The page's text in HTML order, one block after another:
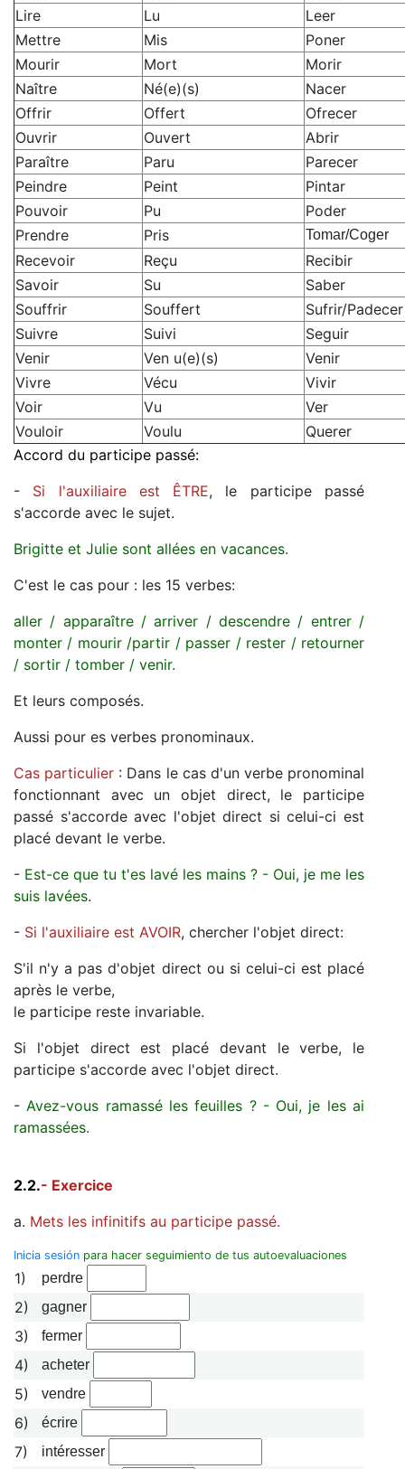
Lire
Lu
Leer
Mettre
Mis
Poner
Mourir
Mort
Morir
Naître
Né(e)(s)
Nacer
Offrir
Offert
Ofrecer
Ouvrir
Ouvert
Abrir
Paraître
Paru
Parecer
Peindre
Peint
Pintar
Pouvoir
Pu
Poder
Prendre
Pris Tomar/Coger
Recevoir Reçu
Recibir
Savoir
Su
Saber
Souffrir
Souffert
Sufrir/Padecer
Suivre
Suivi
Seguir
Venir
Ven u(e)(s)
Venir
Vivre
Vécu
Vivir
Voir
Vu
Ver
Vouloir
Voulu
Querer
Accord du participe passé:
- Si l'auxiliaire est ÊTRE, le participe passé
s'accorde avec le sujet.
Brigitte et Julie sont allées en vacances.
C'est le cas pour : les 15 verbes:
aller / apparaître / arriver / descendre / entrer /
monter / mourir /partir / passer / rester / retourner
/ sortir / tomber / venir.
Et leurs composés.
Aussi pour es verbes pronominaux.
Cas particulier : Dans le cas d'un verbe pronominal
fonctionnant avec un objet direct, le participe
passé s'accorde avec l'objet direct si celui-ci est
placé devant le verbe.
- Est-ce que tu t'es lavé les mains ? - Oui, je me les
suis lavées.
- Si l'auxiliaire est AVOIR, chercher l'objet direct:
S'il n'y a pas d'objet direct ou si celui-ci est placé
après le verbe,
le participe reste invariable.
Si l'objet direct est placé devant le verbe, le
participe s'accorde avec l'objet direct.
- Avez-vous ramassé les feuilles ? - Oui, je les ai
ramassées.
2.2.- Exercice
a. Mets les infinitifs au participe passé.
Inicia sesión para hacer seguimiento de tus autoevaluaciones
1) perdre
2) gagner
3) fermer
4) acheter
5) vendre
6) écrire
7) intéresser